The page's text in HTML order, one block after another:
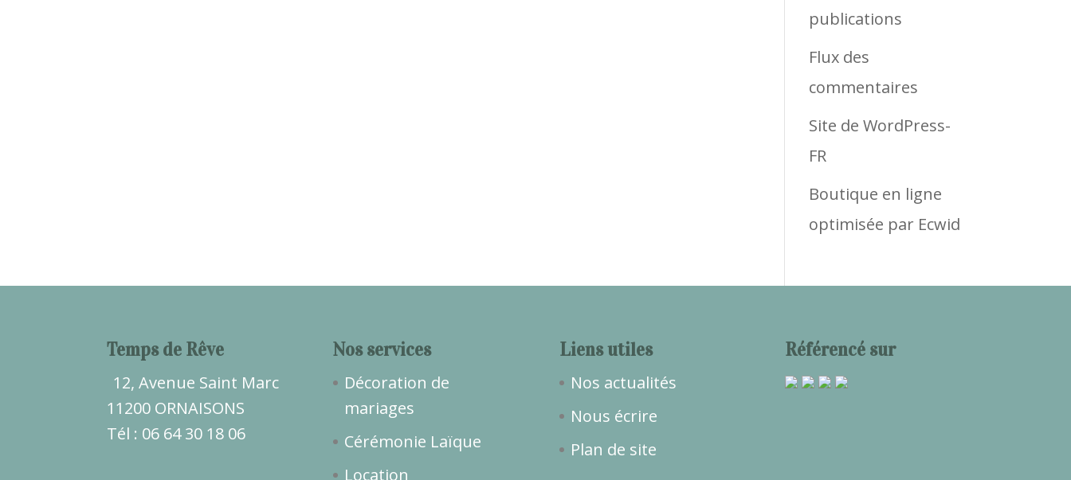
publications
Flux des
commentaires
Site de WordPress-
FR
Boutique en ligne
optimisée par Ecwid
Temps de Rêve
12, Avenue Saint Marc
11200 ORNAISONS
Tél : 06 64 30 18 06
Nos services
Décoration de
mariages
Cérémonie Laïque
Location
Liens utiles
Nos actualités
Nous écrire
Plan de site
Référencé sur